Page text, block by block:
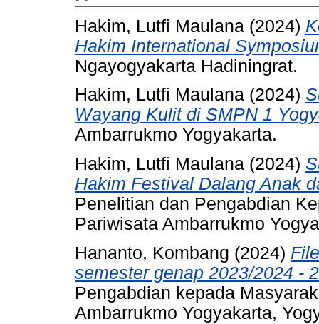
Hakim, Lutfi Maulana (2024)
Hakim International
Ngayogyakarta Hadiningrat.
Hakim, Lutfi Maulana (2024)
Wayang Kulit di SMPN 1
Ambarrukmo Yogyakarta.
Hakim, Lutfi Maulana (2024)
Hakim Festival Dalang Anak
Penelitian dan Pengabdian
Pariwisata Ambarrukmo
Hananto, Kombang (2024)
semester genap 2023/2024 -
Pengabdian kepada
Ambarrukmo Yogyakarta,